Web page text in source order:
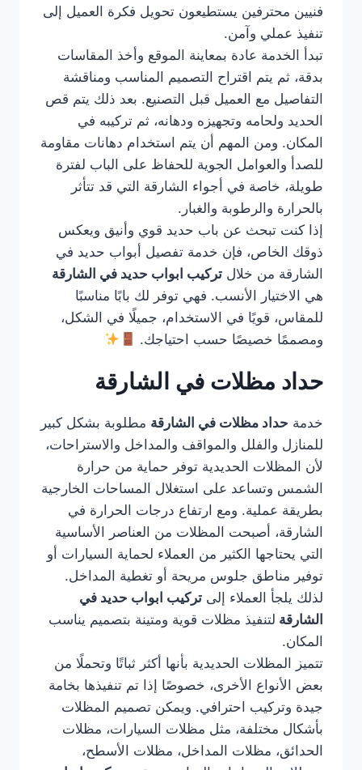
فنيين محترفين يستطيعون تحويل فكرة العميل إلى
تنفيذ عملي وآمن.
تبدأ الخدمة عادة بمعاينة الموقع وأخذ المقاسات
بدقة، ثم يتم اقتراح التصميم المناسب ومناقشة
التفاصيل مع العميل قبل التصنيع. بعد ذلك يتم قص
الحديد ولحامه وتجهيزه ودهانه، ثم تركيبه في
المكان. ومن المهم أن يتم استخدام دهانات مقاومة
للصدأ والعوامل الجوية للحفاظ على الباب لفترة
طويلة، خاصة في أجواء الشارقة التي قد تتأثر
بالحرارة والرطوبة والغبار.
إذا كنت تبحث عن باب حديد قوي وأنيق ويعكس
ذوقك الخاص، فإن خدمة تفصيل أبواب حديد في
الشارقة من خلال تركيب ابواب حديد في الشارقة
هي الاختيار الأنسب. فهي توفر لك بابًا مناسبًا
للمقاس، قويًا في الاستخدام، جميلًا في الشكل،
ومصممًا خصيصًا حسب احتياجك.
حداد مظلات في الشارقة
خدمة حداد مظلات في الشارقة مطلوبة بشكل كبير
للمنازل والفلل والمواقف والمداخل والاستراحات،
لأن المظلات الحديدية توفر حماية من حرارة
الشمس وتساعد على استغلال المساحات الخارجية
بطريقة عملية. ومع ارتفاع درجات الحرارة في
الشارقة، أصبحت المظلات من العناصر الأساسية
التي يحتاجها الكثير من العملاء لحماية السيارات أو
توفير مناطق جلوس مريحة أو تغطية المداخل.
لذلك يلجأ العملاء إلى تركيب ابواب حديد في
الشارقة لتنفيذ مظلات قوية ومتينة بتصميم يناسب
المكان.
تتميز المظلات الحديدية بأنها أكثر ثباتًا وتحملًا من
بعض الأنواع الأخرى، خصوصًا إذا تم تنفيذها بخامة
جيدة وتركيب احترافي. ويمكن تصميم المظلات
بأشكال مختلفة، مثل مظلات السيارات، مظلات
الحدائق، مظلات المداخل، مظلات الأسطح،